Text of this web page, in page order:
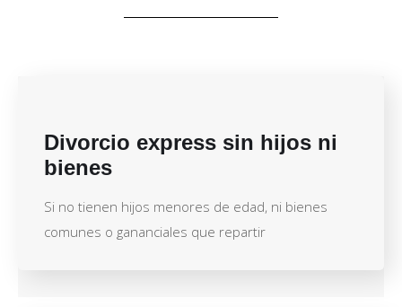
Divorcio express sin hijos ni
bienes
Si no tienen hijos menores de edad, ni bienes
comunes o gananciales que repartir